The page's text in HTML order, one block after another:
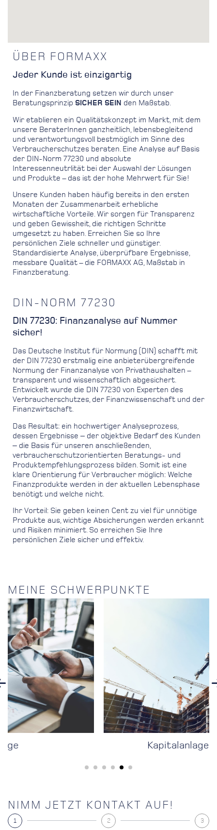
ÜBER FORMAXX
Jeder Kunde ist einzigartig
In der Finanzberatung setzen wir durch unser
Beratungsprinzip SICHER SEIN den Maßstab.
Wir etablieren ein Qualitätskonzept im Markt, mit dem
unsere BeraterInnen ganzheitlich, lebensbegleitend
und verantwortungsvoll bestmöglich im Sinne des
Verbraucherschutzes beraten. Eine Analyse auf Basis
der DIN-Norm 77230 und absolute
Interessenneutrlität bei der Auswahl der Lösungen
und Produkte – das ist der hohe Mehrwert für Sie!
Unsere Kunden haben häufig bereits in den ersten
Monaten der Zusammenarbeit erhebliche
wirtschaftliche Vorteile. Wir sorgen für Transparenz
und geben Gewissheit, die richtigen Schritte
umgesetzt zu haben. Erreichen Sie so Ihre
persönlichen Ziele schneller und günstiger.
Standardisierte Analyse, überprüfbare Ergebnisse,
messbare Qualität – die FORMAXX AG, Maßstab in
Finanzberatung.
DIN-NORM 77230
DIN 77230: Finanzanalyse auf Nummer
sicher!
Das Deutsche Institut für Normung (DIN) schafft mit
der DIN 77230 erstmalig eine anbieterübergreifende
Normung der Finanzanalyse von Privathaushalten –
transparent und wissenschaftlich abgesichert.
Entwickelt wurde die DIN 77230 von Experten des
Verbraucherschutzes, der Finanzwissenschaft und der
Finanzwirtschaft.
Das Resultat: ein hochwertiger Analyseprozess,
dessen Ergebnisse ‒ der objektive Bedarf des Kunden
‒ die Basis für unseren anschließenden,
verbraucherschutzorientierten Beratungs- und
Produktempfehlungsprozess bilden. Somit ist eine
klare Orientierung für Verbraucher möglich: Welche
Finanzprodukte werden in der aktuellen Lebensphase
benötigt und welche nicht.
Ihr Vorteil: Sie geben keinen Cent zu viel für unnötige
Produkte aus, wichtige Absicherungen werden erkannt
und Risiken minimiert. So erreichen Sie Ihre
persönlichen Ziele sicher und effektiv.
MEINE SCHWERPUNKTE
Kapitalanlage-Immobilien
NIMM JETZT KONTAKT AUF!
1 2 3